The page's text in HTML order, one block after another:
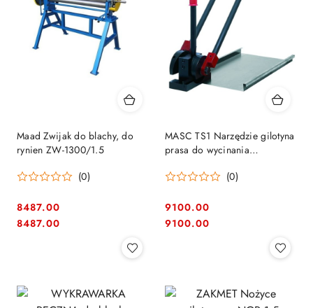
Maad Zwijak do blachy, do
rynien ZW-1300/1.5
(0)
Cena:
8487.00
Cena:
8487.00
MASC TS1 Narzędzie gilotyna
prasa do wycinania
dekarska
(0)
Cena:
9100.00
Cena:
9100.00